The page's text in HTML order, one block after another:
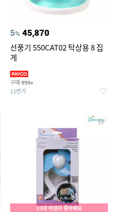
5% 45,870
선풍기 550CAT02 탁상용 8 집
게
구매 999+
11번가
10대 여성이 좋아해요